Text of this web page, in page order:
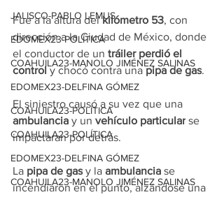
JALISCO-PABLO LEMUS
EDOMEX23-POLÍTICA
COAHUILA23-MANOLO JIMÉNEZ SALINAS
EDOMEX23-DELFINA GÓMEZ
COAHUILA23-POLÍTICA
COAHUILA23-POLÍTICA
EDOMEX23-DELFINA GÓMEZ
COAHUILA23-MANOLO JIMÉNEZ SALINAS
Fue a la altura del kilómetro 53, con
dirección a la Ciudad de México, donde
el conductor de un tráiler perdió el
control y chocó contra una pipa de gas.
El siniestro causó a su vez que una
ambulancia y un vehículo particular se
impactaran por detrás.
La pipa de gas y la ambulancia se
incendiaron en el punto, alzándose una